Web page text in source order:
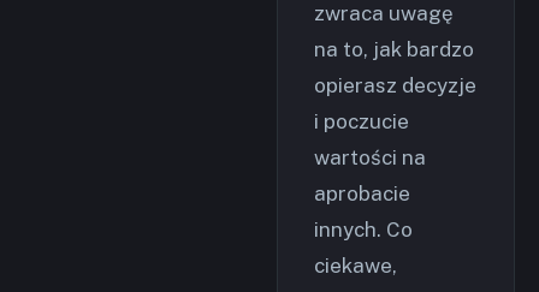
zwraca uwagę
na to, jak bardzo
opierasz decyzje
i poczucie
wartości na
aprobacie
innych. Co
ciekawe,